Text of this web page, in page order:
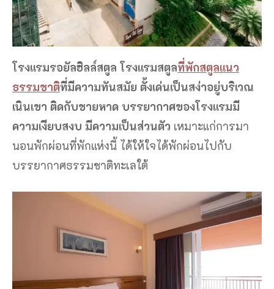
โรงแรมรอยัลฮิลล์สตูล โรงแรมสตูลที่พักสตูลแนว
ธรรมชาติที่มีความทันสมัย ตั้งเด่นเป็นสง่าอยู่บริเวณ
เนินเขา ติดกับชายหาด บรรยากาศของโรงแรมมี
ความเงียบสงบ มีความเป็นส่วนตัว เหมาะแก่การมา
นอนพักผ่อนที่พักแห่งนี้ ได้ให้ใจได้พักผ่อนไปกับ
บรรยากาศธรรมชาติทะเลใต้